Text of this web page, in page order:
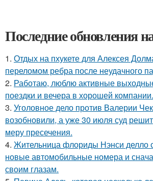
Последние обновления
1. Отдых на пхукете для Алексея
переломом ребра после неудачного
2. Работаю, люблю активные
поездки и вечера в хорошей компании.
3. Уголовное дело против Валерии
возобновили, а уже 30 июля суд
меру пресечения.
4. Жительница флориды Нэнси делло
новые автомобильные номера и
своим глазам.